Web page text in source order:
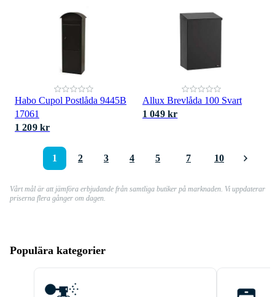
Habo Cupol Postlåda 9445B
17061
1 209 kr
Allux Brevlåda 100 Svart
1 049 kr
1 2 3 4 5 7 10
Vårt mål är att jämföra erbjudande från samtliga butiker på marknaden. Vi uppdaterar
priserna flera gånger om dagen.
Populära kategorier